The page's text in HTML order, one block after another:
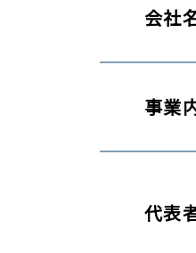
会社
事業
代表